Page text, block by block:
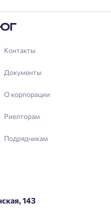
Контакты
Документы
О корпорации
Риелторам
Подрядчикам
143